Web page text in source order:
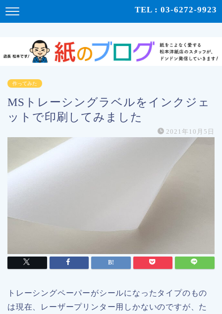
TEL : 03-6272-9923
作ってみた
MSトレーシングラベルをインクジェ
ットで印刷してみました
2021年10月5日
トレーシングペーパーがシールになったタイプのもの
は現在、レーザープリンター用しかないのですが、た